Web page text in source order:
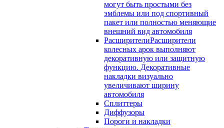
могут быть простыми без
эмблемы или под спортивный
пакет или полностью меняющие
внешний вид автомобиля
РасширителиРасширители
колесных арок выполняют
декоративную или защитную
функцию. Декоративные
накладки визуально
увеличивают ширину
автомобиля
Сплиттеры
Диффузоры
Пороги и накладки